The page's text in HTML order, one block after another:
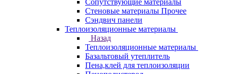
Сопутствующие материалы
Стеновые материалы Прочее
Сэндвич панели
Теплоизоляционные материалы
Назад
Теплоизоляционные материалы
Базальтовый утеплитель
Пена,клей для теплоизоляции